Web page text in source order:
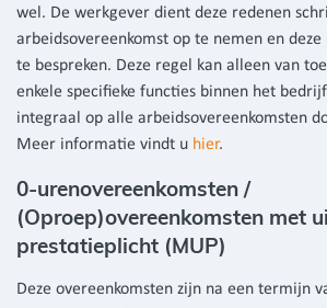
wel. De werkgever dient deze redenen
arbeidsovereenkomst op te nemen en
te bespreken. Deze regel kan alleen van
enkele specifieke functies binnen het
integraal op alle arbeidsovereenkomsten
Meer informatie vindt u hier.
0-urenovereenkomsten /
(Oproep)overeenkomsten met
prestatieplicht (MUP)
Deze overeenkomsten zijn na een termijn